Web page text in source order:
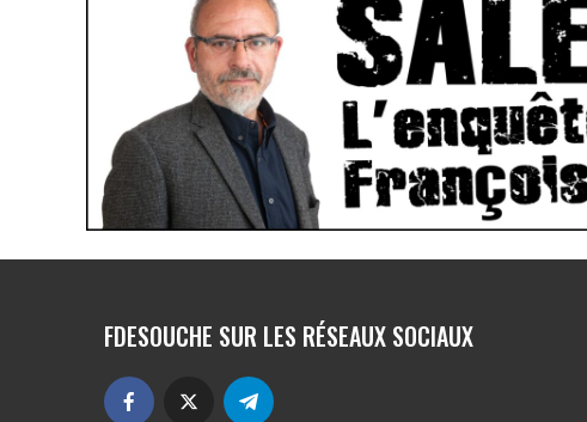
FDESOUCHE SUR LES RÉSEAUX SOCIAUX